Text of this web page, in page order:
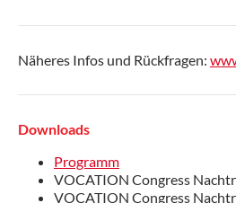
Näheres Infos und Rückfragen:
Downloads
Programm
VOCATION Congress
VOCATION Congress